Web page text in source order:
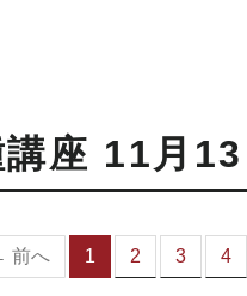
座 11月
前へ 1
（こ
2 3 4